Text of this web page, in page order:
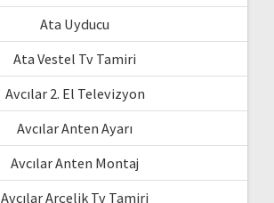
Ata Uyducu
Ata Vestel Tv Tamiri
Avcılar 2. El Televizyon
Avcılar Anten Ayarı
Avcılar Anten Montaj
Avcılar Arçelik Tv Tamiri